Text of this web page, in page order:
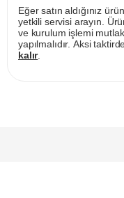
Eğer satın aldığınız
yetkili servisi arayın.
ve kurulum işlemi
yapılmalıdır. Aksi
kalır.